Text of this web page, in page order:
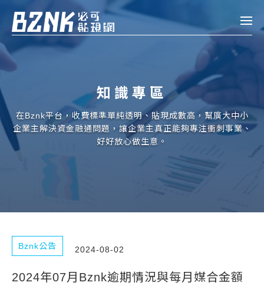
Bznk 必可貼現網
申貸
企業融資
房屋副擔保融資
常見問題
註冊 登入
知識專區
在Bznk平台，收費標準單純透明、貼現成數高，幫廣大中小
企業主解決資金融通問題，讓企業主真正能夠專注衝刺事業、
好好放心做生意。
Bznk公告 2024-08-02
2024年07月Bznk逾期情況與每月媒合金額